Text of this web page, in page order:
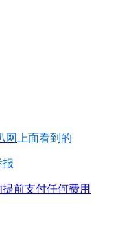
网 上面看到的
报
前支付任何费用